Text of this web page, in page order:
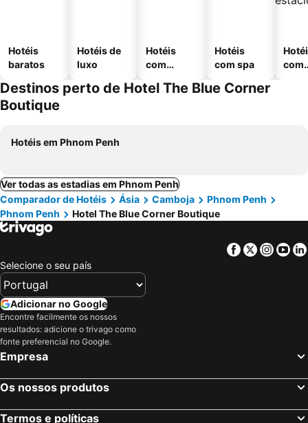
Hotéis
baratos
Hotéis de
luxo
Hotéis
com
Hotéis
com spa
com
Destinos perto de Hotel The Blue Corner
Boutique
Hotéis em Phnom Penh
Ver todas as estadias em Phnom Penh
Comparador de Hotéis
Ásia Camboja
Phnom Penh
Phnom Penh
Hotel The Blue Corner Boutique
Facebook
Twitter
Selecione o seu país
Adicionar no Google
Encontre facilmente os nossos
resultados: adicione o trivago como
fonte preferencial no Google.
Empresa
Os nossos produtos
Termos e políticas